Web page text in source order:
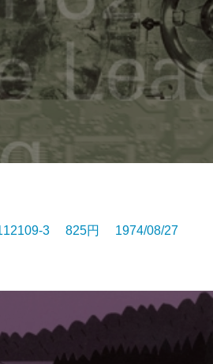
3 825円 1974/08/27